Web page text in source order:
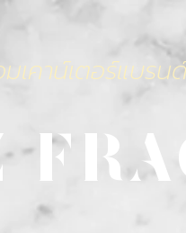
เคาน์เตอร์แบร